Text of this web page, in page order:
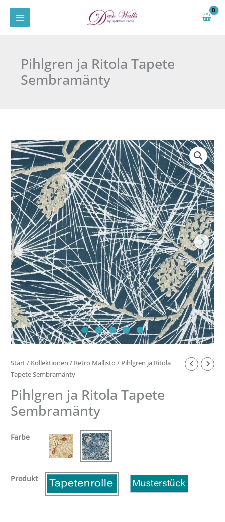
Zum
Inhalt
Pihlgren ja Ritola Tapete
Sembramänty
Start/ Kollektionen / Retro Mallisto / Pihlgren ja Ritola
Tapete Sembramänty
Pihlgren ja Ritola Tapete
Sembramänty
Farbe
Produkt
Pihlgren
ja
Ritola
Tapete
Sembramänty
Menge